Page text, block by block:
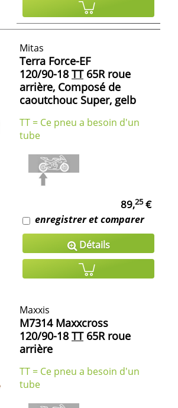
Mitas
Terra Force-EF
120/90-18 TT65R roue
arrière, Composé de
caoutchouc Super, gelb
TT = Ce pneu a besoin d'un
tube
89,25€
enregistrer et comparer
Détails
Maxxis
M7314 Maxxcross
120/90-18 TT65R roue
arrière
TT = Ce pneu a besoin d'un
tube